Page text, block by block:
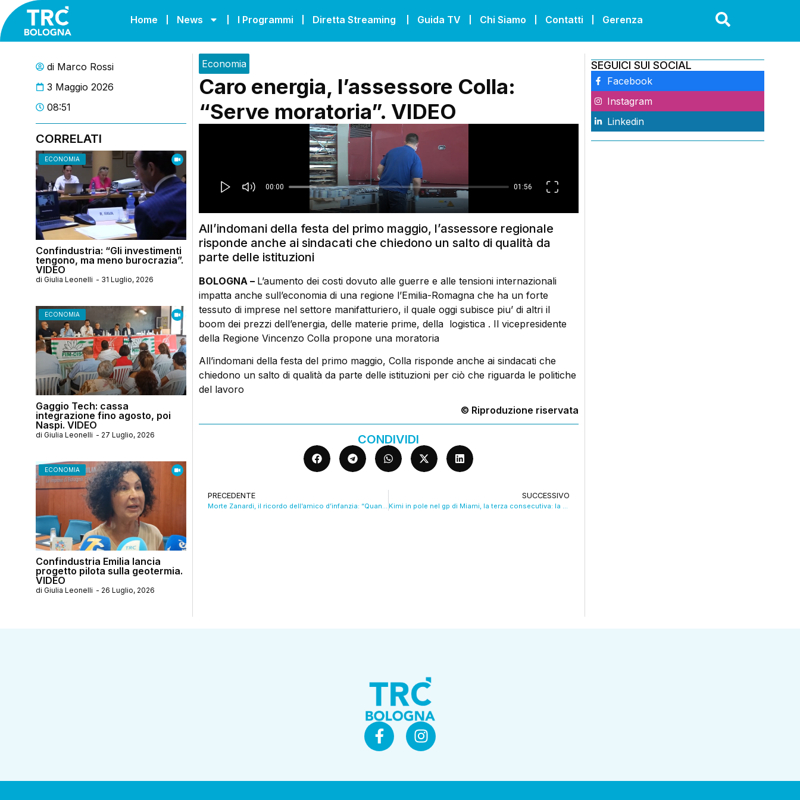
Home News I Programmi Diretta Streaming Guida TV Chi Siamo Contatti Gerenza
di Marco Rossi
3 Maggio 2026
08:51
CORRELATI
ECONOMIA
Confindustria: “Gli investimenti
tengono, ma meno burocrazia”.
VIDEO
di Giulia Leonelli - 31 Luglio, 2026
ECONOMIA
Gaggio Tech: cassa
integrazione fino agosto, poi
Naspi. VIDEO
di Giulia Leonelli - 27 Luglio, 2026
ECONOMIA
Confindustria Emilia lancia
progetto pilota sulla geotermia.
VIDEO
di Giulia Leonelli - 26 Luglio, 2026
Economia
Caro energia, l’assessore Colla:
“Serve moratoria”. VIDEO
All’indomani della festa del primo maggio, l’assessore regionale
risponde anche ai sindacati che chiedono un salto di qualità da
parte delle istituzioni
BOLOGNA – L’aumento dei costi dovuto alle guerre e alle tensioni internazionali
impatta anche sull’economia di una regione l’Emilia-Romagna che ha un forte
tessuto di imprese nel settore manifatturiero, il quale oggi subisce piu’ di altri il
boom dei prezzi dell’energia, delle materie prime, della logistica . Il vicepresidente
della Regione Vincenzo Colla propone una moratoria
All’indomani della festa del primo maggio, Colla risponde anche ai sindacati che
chiedono un salto di qualità da parte delle istituzioni per ciò che riguarda le politiche
del lavoro
© Riproduzione riservata
CONDIVIDI
PRECEDENTE
Morte Zanardi, il ricordo dell’amico d’infanzia: “Quante sgommate”. VIDEO
SUCCESSIVO
Kimi in pole nel gp di Miami, la terza consecutiva: la dedica a Zanardi
SEGUICI SUI SOCIAL
Facebook
Instagram
Linkedin